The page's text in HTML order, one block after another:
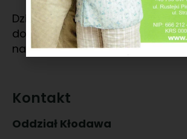
Dziękujemy wszystkim
dokonane wpłaty oraz
naszego Stowarzyszenia.
Kontakt
Oddział Kłodawa